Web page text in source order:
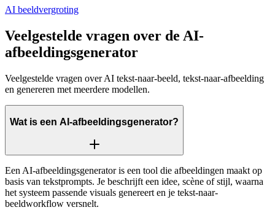
AI beeldvergroting
Veelgestelde vragen over de AI-
afbeeldingsgenerator
Veelgestelde vragen over AI tekst-naar-beeld, tekst-naar-afbeelding
en genereren met meerdere modellen.
Wat is een AI-afbeeldingsgenerator?
Een AI-afbeeldingsgenerator is een tool die afbeeldingen maakt op
basis van tekstprompts. Je beschrijft een idee, scène of stijl, waarna
het systeem passende visuals genereert en je tekst-naar-
beeldworkflow versnelt.